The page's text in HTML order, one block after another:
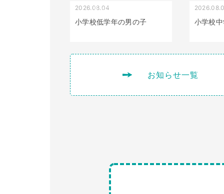
受け口（しゃくれている）
2026.08.04
小学校低学年の男の子 小学校
お知らせ一覧